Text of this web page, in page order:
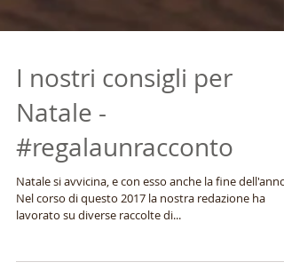
I nostri consigli per
Natale -
#regalaunracconto
lavorato su diverse raccolte di...